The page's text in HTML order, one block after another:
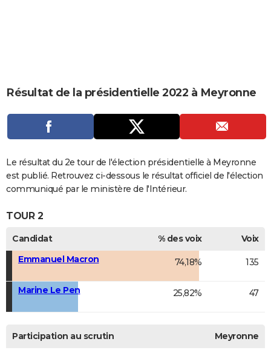
CARTE DE VOEUX
DICTIONNAIRE
Dictionnaire
Biographies
Expressions
Proverbes
PROGRAMME TV
COPAINS D'AVANT
S'inscrire
Se connecter
Lycées
Collèges
Primaires
Universités
Entreprises
Service militaire
Avis de recherche
AVIS DE DÉCÈS
FORUM
Bricolage
Culture
Television
Voyage
Résultat de la présidentielle 2022 à Meyronne
Le résultat du 2e tour de l'élection présidentielle à Meyronne
est publié. Retrouvez ci-dessous le résultat officiel de l'élection
communiqué par le ministère de l'Intérieur.
TOUR 2
Candidat % des voix
Voix
Emmanuel Macron
74,18% 135
Marine Le Pen 25,82% 47
Participation au scrutin Meyronne